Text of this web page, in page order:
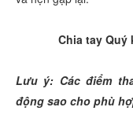
Chia tay Quý
Lưu ý: Các điểm
động sao cho phù